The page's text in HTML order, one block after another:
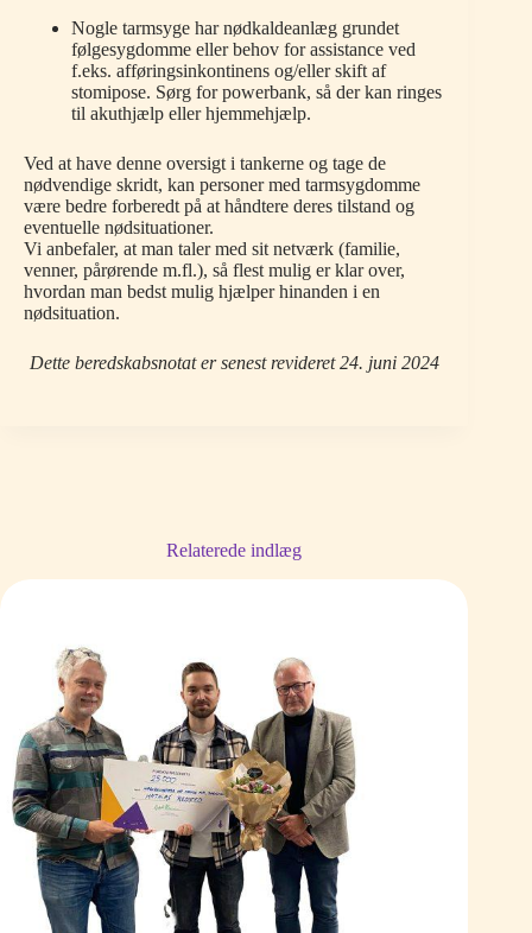
Nogle tarmsyge har nødkaldeanlæg grundet
følgesygdomme eller behov for assistance ved
f.eks. afføringsinkontinens og/eller skift af
stomipose. Sørg for powerbank, så der kan ringes
til akuthjælp eller hjemmehjælp.
Ved at have denne oversigt i tankerne og tage de
nødvendige skridt, kan personer med tarmsygdomme
være bedre forberedt på at håndtere deres tilstand og
eventuelle nødsituationer.
Vi anbefaler, at man taler med sit netværk (familie,
venner, pårørende m.fl.), så flest mulig er klar over,
hvordan man bedst mulig hjælper hinanden i en
nødsituation.
Dette beredskabsnotat er senest revideret 24. juni 2024
Relaterede indlæg